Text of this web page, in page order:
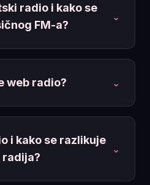
radio i kako se
FM-a?
⌄
web radio? ⌄
i kako se razlikuje
⌄